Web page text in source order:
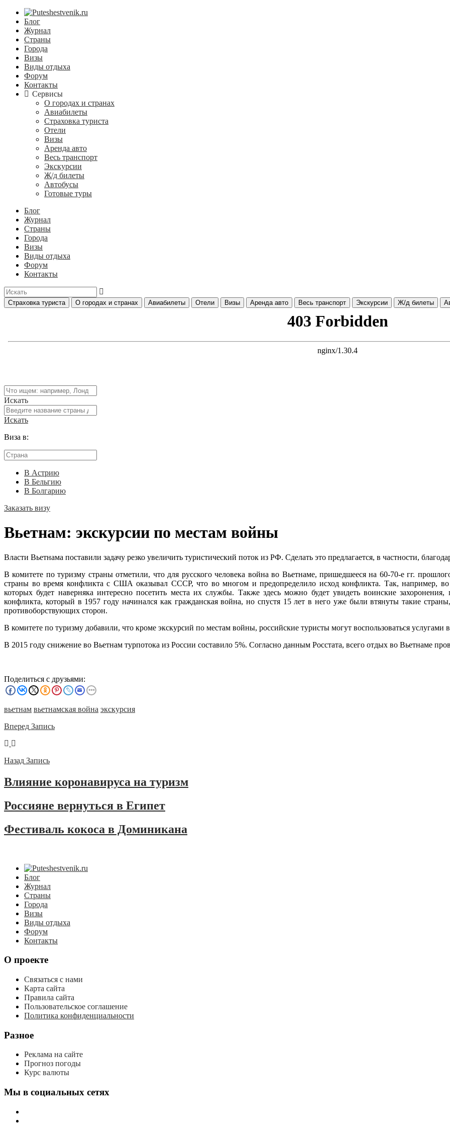
Блог
Журнал
Страны
Города
Визы
Виды отдыха
Форум
Контакты
Сервисы
О городах и странах
Авиабилеты
Страховка туриста
Отели
Визы
Аренда авто
Весь транспорт
Экскурсии
Ж/д билеты
Автобусы
Готовые туры
Блог
Журнал
Страны
Города
Визы
Виды отдыха
Форум
Контакты
Страховка туриста О городах и странах Авиабилеты Отели Визы Аренда авто Весь транспорт Экскурсии Ж/д билеты
Искать
Искать
Виза в:
В Астрию
В Бельгию
В Болгарию
Заказать визу
Вьетнам: экскурсии по местам войны
Власти Вьетнама поставили задачу резко увеличить туристический поток из РФ. Сделать это предлагается, в частности,
В комитете по туризму страны отметили, что для русского человека война во Вьетнаме, пришедшееся на 60-70-е гг.
страны во время конфликта с США оказывал СССР, что во многом и предопределило исход конфликта. Так, например, во
которых будет наверняка интересно посетить места их службы. Также здесь можно будет увидеть воинские
конфликта, который в 1957 году начинался как гражданская война, но спустя 15 лет в него уже были втянуты такие
противоборствующих сторон.
В комитете по туризму добавили, что кроме экскурсий по местам войны, российские туристы могут воспользоваться
В 2015 году снижение во Вьетнам турпотока из России составило 5%. Согласно данным Росстата, всего отдых во Вьетнаме
Поделиться с друзьями:
вьетнам вьетнамская война экскурсия
Вперед Запись
Назад Запись
Влияние коронавируса на туризм
Россияне вернуться в Египет
Фестиваль кокоса в Доминикана
Блог
Журнал
Страны
Города
Визы
Виды отдыха
Форум
Контакты
О проекте
Связаться с нами
Карта сайта
Правила сайта
Пользовательское соглашение
Политика конфиденциальности
Разное
Реклама на сайте
Прогноз погоды
Курс валюты
Мы в социальных сетях